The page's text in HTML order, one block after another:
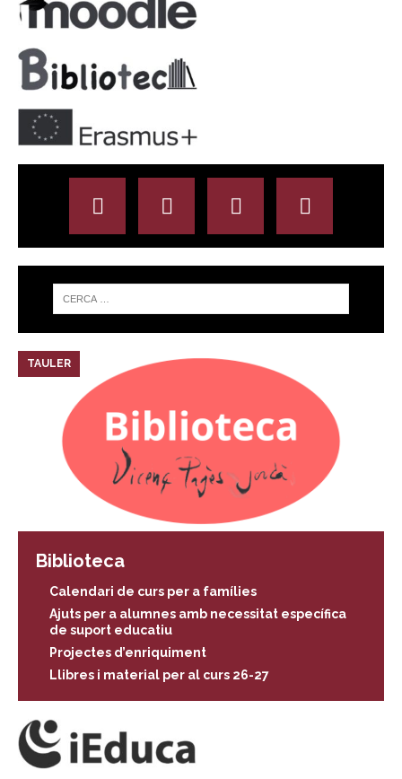
TAULER
Biblioteca
Calendari de curs per a famílies
Ajuts per a alumnes amb necessitat específica
de suport educatiu
Projectes d’enriquiment
Llibres i material per al curs 26-27